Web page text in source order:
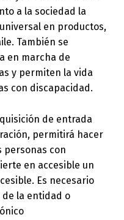
a la sociedad la
en productos,
También se
en marcha de
y permiten la vida
con discapacidad.
de entrada
permitirá hacer
personas con
en accesible un
Es necesario
la entidad o